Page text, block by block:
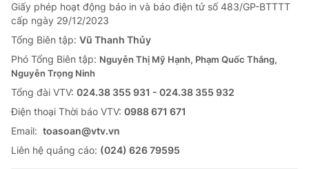
Giấy phép hoạt động báo in và báo điện tử số 483/GP-BTTTT
cấp ngày 29/12/2023
Tổng Biên tập: Vũ Thanh Thủy
Phó Tổng Biên tập: Nguyễn Thị Mỹ Hạnh, Phạm Quốc Thắng,
Nguyễn Trọng Ninh
Tổng đài VTV: 024.38 355 931 - 024.38 355 932
Ðiện thoại Thời báo VTV: 0988 671 671
Email: toasoan@vtv.vn
Liên hệ quảng cáo: (024) 626 79595